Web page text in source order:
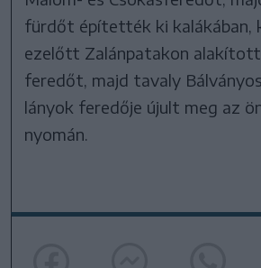
fürdőt építették ki kalákában,
ezelőtt Zalánpatakon
feredőt, majd tavaly
lányok feredője újult meg az
nyomán.